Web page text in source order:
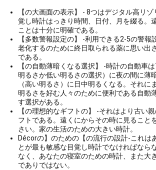
PRIVACY
POLICY
【の大画面の表示】 - 8つはデジタル高リ
覚し時計はっきり時間、日付、月を綴る。
ことは十分に明確である。
【多数警報設定の】 -利用できる2-5の警報
老化するのために終日取られる薬に思い出
である。
【の自動薄暗くなる選択】 -時計の自動車
明るさか低い明るさの選択）に夜の間に薄
（高い明るさ）に日中明るくなる。それに
明るさを好む人々のために便利である自動
す選択がある。
【の理想的なギフトの】 -それはより古い
フトである。遠くにからその時に見ること
さい。家の生活のための大きい時計。
Décorの】のための【の流行の設計-これは
とが最も敏感な目覚し時計でなければなら
なく、あなたの寝室のための時計、また大
でありではない。